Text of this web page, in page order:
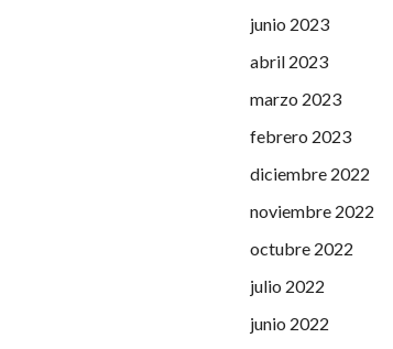
junio 2023
abril 2023
marzo 2023
febrero 2023
diciembre 2022
noviembre 2022
octubre 2022
julio 2022
junio 2022